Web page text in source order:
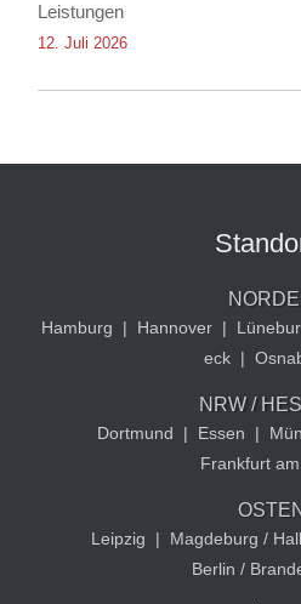
Leistungen
12. Juli 2026
Hamburg | Hannover |
eck |
NRW /
Dortmund | Essen |
Frankfurt
OSTEN
Leipzig | Magdeburg /
Berlin /